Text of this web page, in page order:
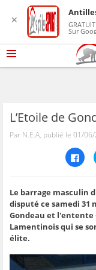
L’Etoile de
Par N.E.A, publié le 01/
C
l
e
z
p
o
u
r
t
a
Le barrage masculin
disputé ce samedi 31
Gondeau et l'entente
Lamentinois qui se
élite.
✕ GRATUIT
Sur